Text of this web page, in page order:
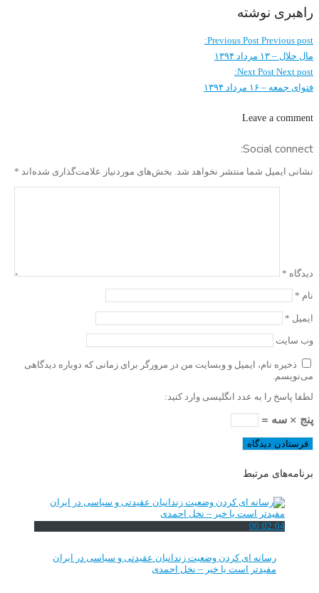
راهبری نوشته
Previous Post Previous post:
مال حلال – ۱۳ مرداد ۱۳۹۴
Next Post Next post:
فتوای جمعه – ۱۶ مرداد ۱۳۹۴
Leave a comment
Social connect:
نشانی ایمیل شما منتشر نخواهد شد. بخش‌های موردنیاز علامت‌گذاری شده‌اند *
دیدگاه *
نام *
ایمیل *
وب‌ سایت
ذخیره نام، ایمیل و وبسایت من در مرورگر برای زمانی که دوباره دیدگاهی
می‌نویسم.
لطفا پاسخ را به عدد انگلیسی وارد کنید:
پنج × سه =
برنامه‌های مرتبط
00:02:04
رسانه ای کردن وضعیت زندانیان عقیدتی و سیاسی در ایران
مفیدتر است یا خیر – نخل احمدی